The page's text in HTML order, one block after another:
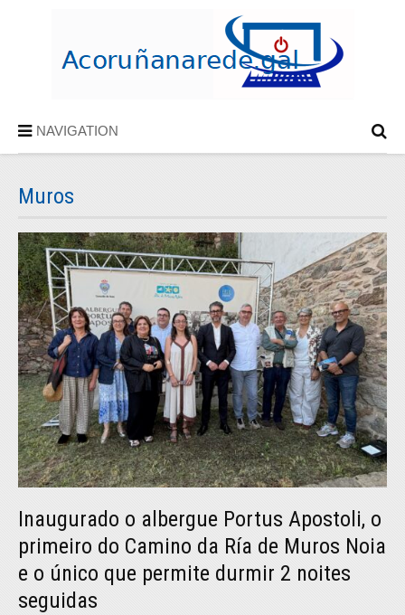
NAVIGATION
Muros
Inaugurado o albergue Portus Apostoli, o
primeiro do Camino da Ría de Muros Noia
e o único que permite durmir 2 noites
seguidas